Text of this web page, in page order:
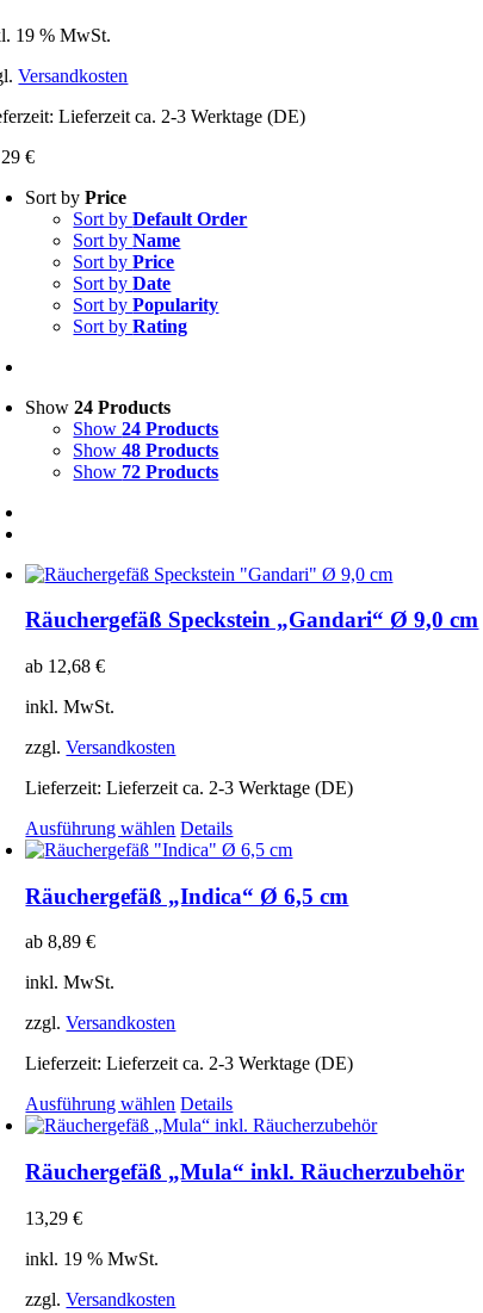
19 % MwSt.
Versandkosten
Lieferzeit ca. 2-3 Werktage (DE)
€
Sort byPrice
Sort byDefault Order
Sort byName
Sort byPrice
Sort byDate
Sort byPopularity
Sort byRating
Show24 Products
Show24 Products
Show48 Products
Show 72 Products
Räuchergefäß Speckstein „Gandari“ Ø 9,0 cm
ab 12,68€
inkl. MwSt.
zzgl.Versandkosten
Lieferzeit:Lieferzeit ca. 2-3 Werktage (DE)
Ausführung wählen Dieses
Produkt
mehrere
Varianten
Produktseite
werden
Details
Räuchergefäß „Indica“ Ø 6,5 cm
ab8,89€
inkl. MwSt.
zzgl.Versandkosten
Lieferzeit:Lieferzeit ca. 2-3 Werktage (DE)
Ausführung wählen Dieses
Produkt
mehrere
Details
Räuchergefäß „Mula“ inkl. Räucherzubehör
13,29€
inkl. 19 % MwSt.
zzgl.Versandkosten